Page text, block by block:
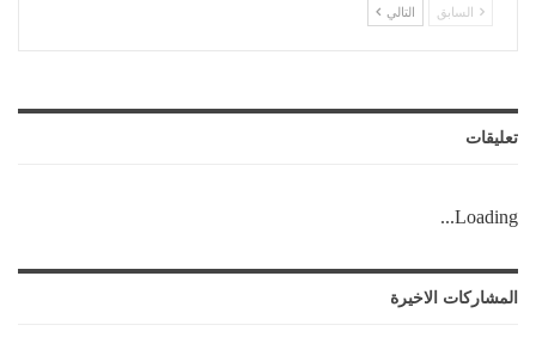
السابق التالي
تعليقات
Loading...
المشاركات الاخيرة